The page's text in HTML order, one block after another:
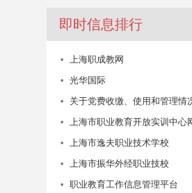
即时信息排行